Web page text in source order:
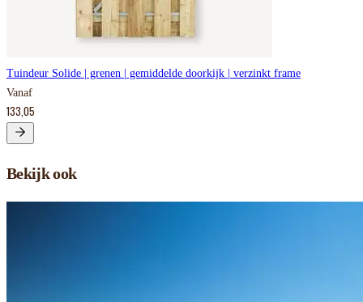
Tuindeur Solide | grenen | gemiddelde doorkijk | verzinkt frame
Vanaf
133,05
Bekijk ook